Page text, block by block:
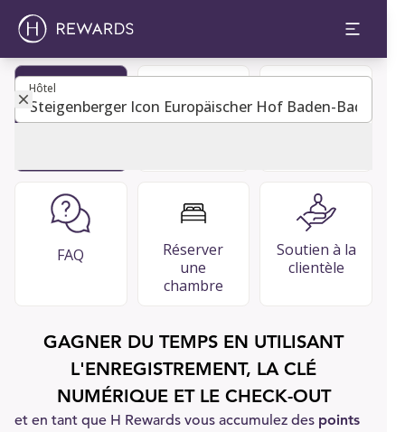
Hôtel
Hôtel
FAQ
Réserver
une
chambre
Soutien à la
clientèle
GAGNER DU TEMPS EN UTILISANT
L'ENREGISTREMENT, LA CLÉ
NUMÉRIQUE ET LE CHECK-OUT
et en tant que H Rewards vous accumulez des points